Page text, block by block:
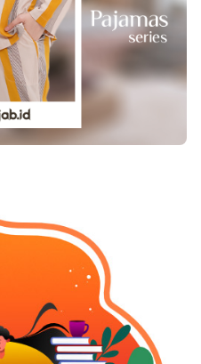
Rajin
berupa gerakan
lebih sehat dan
tetap lembut dan
dapat terkontrol.